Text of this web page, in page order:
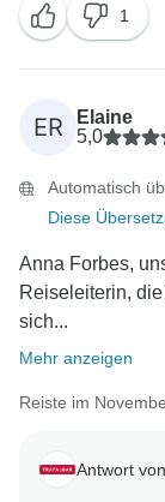
Feierlichkeiten.
Wir freuen
und hoffen,
1
ER
Elaine
5,0
Automatisch
Diese
Anna Forbes,
Reiseleiterin,
sich...
Mehr anzeigen
Reiste im
Antwort